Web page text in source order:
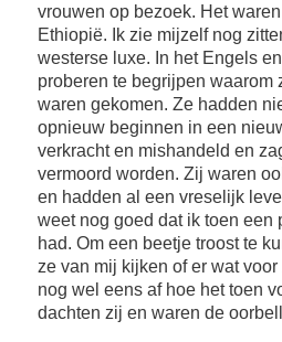
vrouwen op bezoek. Het
Ethiopië. Ik zie mijzelf nog
westerse luxe. In het Engels
proberen te begrijpen waarom
waren gekomen. Ze hadden
opnieuw beginnen in een
verkracht en mishandeld en
vermoord worden. Zij waren
en hadden al een vreselijk
weet nog goed dat ik toen een
had. Om een beetje troost te
ze van mij kijken of er wat
nog wel eens af hoe het toen
dachten zij en waren de